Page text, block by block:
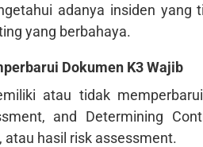
adanya insiden yang
yang berbahaya.
Dokumen K3 Wajib
atau tidak
and Determining
atau hasil risk assessment.